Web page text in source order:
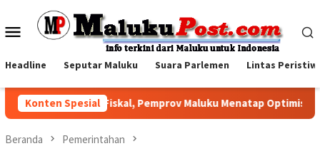
konten
Menu
Headline Seputar Maluku Suara Parlemen Lintas
Konten Spesial
Tekanan Fiskal, Pemprov Maluku Menatap Optimistis
Beranda Pemerintahan